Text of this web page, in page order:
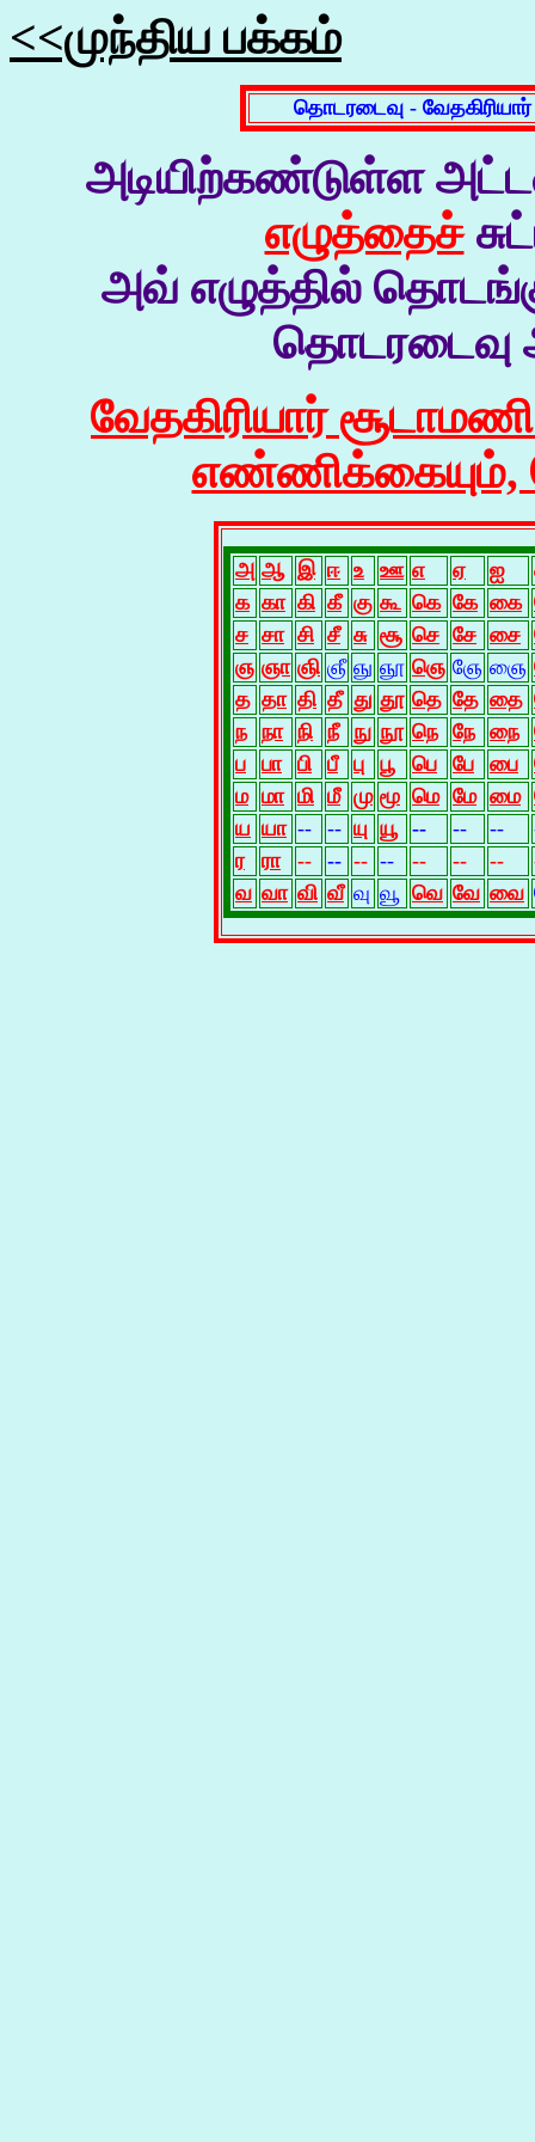
<<முந்திய பக்கம்
தொடரடைவு -
அடியிற்கண்டுள்ள
எழுத்தைச்
அவ் எழுத்தில்
தொடரடைவு
வேதகிரியார்
எண்ணிக்கையும்,
அ ஆ இ ஈ உ ஊ எ ஏ ஐ
க கா கி கீ கு கூ கெ கே கை
ச சா சி சீ சு சூ செ சே சை
ஞ ஞா ஞி ஞீ ஞு ஞூ ஞெ ஞே ஞை
த தா தி தீ து தூ தெ தே தை
ந நா நி நீ நு நூ நெ நே நை
ப
பா பி பீ பு பூ பெ பே பை
ம மா மி மீ மு மூ மெ மே மை
ய யா -- -- யு யூ -- -- --
ர
ரா -- -- -- -- -- -- --
வ வா வி வீ வு வூ வெ வே வை